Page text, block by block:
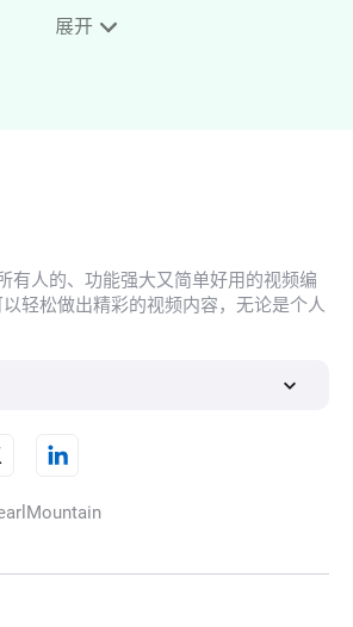
AI 人脸生成器
展开
有人的、功能强大又简单好用的视频编
轻松做出精彩的视频内容，无论是个人